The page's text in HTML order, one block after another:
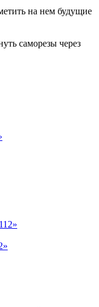
на нем будущие
саморезы через